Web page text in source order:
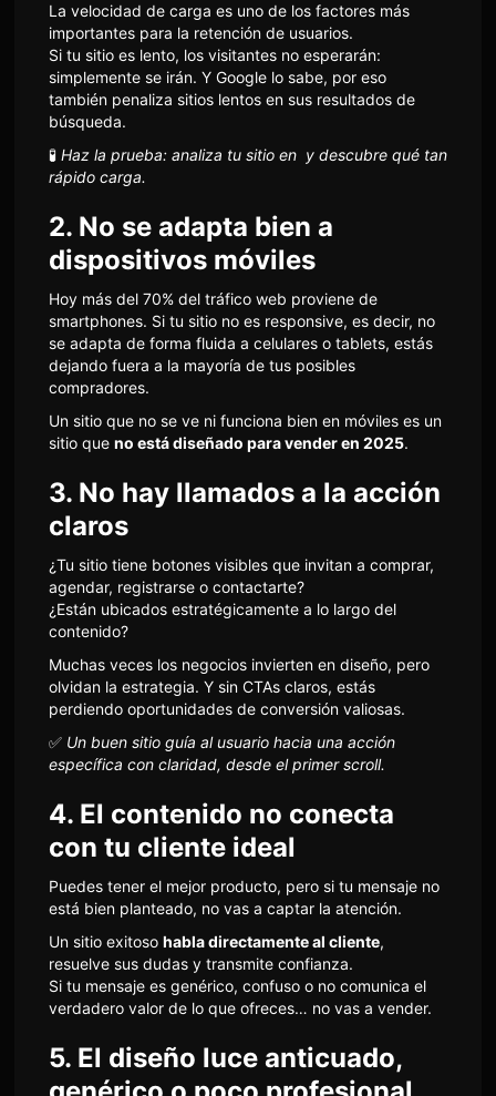
La velocidad de carga es uno de los factores más
importantes para la retención de usuarios.
Si tu sitio es lento, los visitantes no esperarán:
simplemente se irán. Y Google lo sabe, por eso
también penaliza sitios lentos en sus resultados de
búsqueda.
🧪 Haz la prueba: analiza tu sitio en y descubre qué tan
rápido carga.
2. No se adapta bien a
dispositivos móviles
Hoy más del 70% del tráfico web proviene de
smartphones. Si tu sitio no es responsive, es decir, no
se adapta de forma fluida a celulares o tablets, estás
dejando fuera a la mayoría de tus posibles
compradores.
Un sitio que no se ve ni funciona bien en móviles es un
sitio que no está diseñado para vender en 2025.
3. No hay llamados a la acción
claros
¿Tu sitio tiene botones visibles que invitan a comprar,
agendar, registrarse o contactarte?
¿Están ubicados estratégicamente a lo largo del
contenido?
Muchas veces los negocios invierten en diseño, pero
olvidan la estrategia. Y sin CTAs claros, estás
perdiendo oportunidades de conversión valiosas.
✅ Un buen sitio guía al usuario hacia una acción
específica con claridad, desde el primer scroll.
4. El contenido no conecta
con tu cliente ideal
Puedes tener el mejor producto, pero si tu mensaje no
está bien planteado, no vas a captar la atención.
Un sitio exitoso habla directamente al cliente,
resuelve sus dudas y transmite confianza.
Si tu mensaje es genérico, confuso o no comunica el
verdadero valor de lo que ofreces… no vas a vender.
5. El diseño luce anticuado,